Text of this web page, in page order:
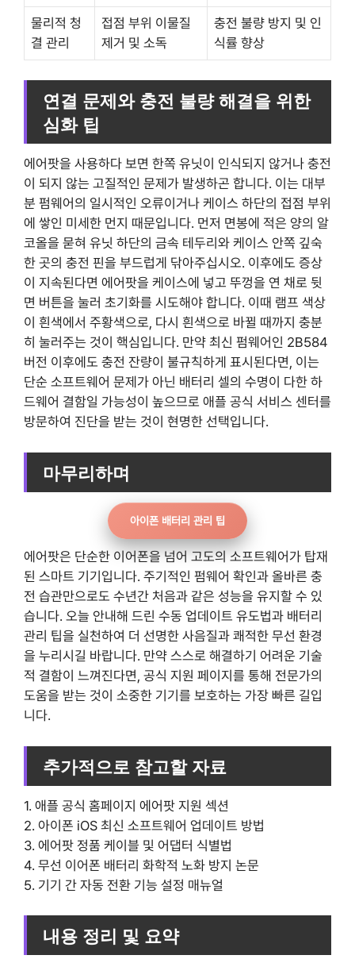
물리적 청
결 관리
접점 부위 이물질
제거 및 소독
충전 불량 방지 및 인
식률 향상
연결 문제와 충전 불량 해결을 위한
심화 팁
에어팟을 사용하다 보면 한쪽 유닛이 인식되지 않거나 충전
이 되지 않는 고질적인 문제가 발생하곤 합니다. 이는 대부
분 펌웨어의 일시적인 오류이거나 케이스 하단의 접점 부위
에 쌓인 미세한 먼지 때문입니다. 먼저 면봉에 적은 양의 알
코올을 묻혀 유닛 하단의 금속 테두리와 케이스 안쪽 깊숙
한 곳의 충전 핀을 부드럽게 닦아주십시오. 이후에도 증상
이 지속된다면 에어팟을 케이스에 넣고 뚜껑을 연 채로 뒷
면 버튼을 눌러 초기화를 시도해야 합니다. 이때 램프 색상
이 흰색에서 주황색으로, 다시 흰색으로 바뀔 때까지 충분
히 눌러주는 것이 핵심입니다. 만약 최신 펌웨어인 2B584
버전 이후에도 충전 잔량이 불규칙하게 표시된다면, 이는
단순 소프트웨어 문제가 아닌 배터리 셀의 수명이 다한 하
드웨어 결함일 가능성이 높으므로 애플 공식 서비스 센터를
방문하여 진단을 받는 것이 현명한 선택입니다.
마무리하며
아이폰 배터리 관리 팁
에어팟은 단순한 이어폰을 넘어 고도의 소프트웨어가 탑재
된 스마트 기기입니다. 주기적인 펌웨어 확인과 올바른 충
전 습관만으로도 수년간 처음과 같은 성능을 유지할 수 있
습니다. 오늘 안내해 드린 수동 업데이트 유도법과 배터리
관리 팁을 실천하여 더 선명한 사음질과 쾌적한 무선 환경
을 누리시길 바랍니다. 만약 스스로 해결하기 어려운 기술
적 결함이 느껴진다면, 공식 지원 페이지를 통해 전문가의
도움을 받는 것이 소중한 기기를 보호하는 가장 빠른 길입
니다.
추가적으로 참고할 자료
1. 애플 공식 홈페이지 에어팟 지원 섹션
2. 아이폰 iOS 최신 소프트웨어 업데이트 방법
3. 에어팟 정품 케이블 및 어댑터 식별법
4. 무선 이어폰 배터리 화학적 노화 방지 논문
5. 기기 간 자동 전환 기능 설정 매뉴얼
내용 정리 및 요약